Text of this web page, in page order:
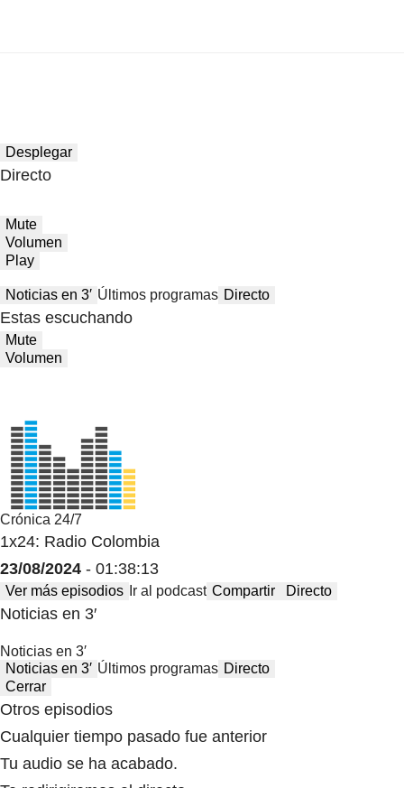
Desplegar
Directo
Mute
Volumen
Play
Noticias en 3′ Últimos programas Directo
Estas escuchando
Mute
Volumen
Crónica 24/7
1x24: Radio Colombia
23/08/2024 - 01:38:13
Ver más episodios Ir al podcast Compartir Directo
Noticias en 3′
Noticias en 3′
Noticias en 3′ Últimos programas Directo
Cerrar
Otros episodios
Cualquier tiempo pasado fue anterior
Tu audio se ha acabado.